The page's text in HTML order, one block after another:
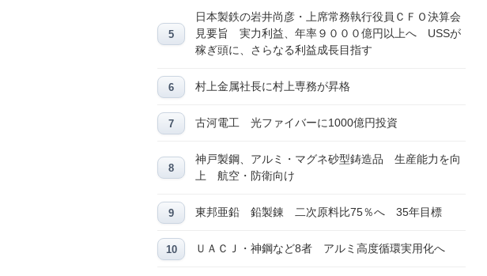
日本製鉄の岩井尚彦・上席常務執行役員ＣＦＯ決算会
見要旨 実力利益、年率９０００億円以上へ USSが
稼ぎ頭に、さらなる利益成長目指す
村上金属社長に村上専務が昇格
古河電工 光ファイバーに1000億円投資
神戸製鋼、アルミ・マグネ砂型鋳造品 生産能力を向
上 航空・防衛向け
東邦亜鉛 鉛製錬 二次原料比75％へ 35年目標
ＵＡＣＪ・神鋼など8者 アルミ高度循環実用化へ